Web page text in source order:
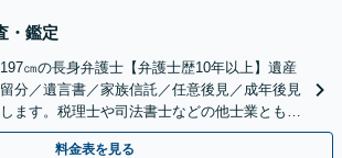
・鑑定
㎝の長身弁護士【弁護士歴10年以上】遺産
分／遺言書／家族信託／任意後見／成年後見
ます。税理士や司法書士などの他士業とも連
休日面談】【横浜駅7分】
料金表を見る